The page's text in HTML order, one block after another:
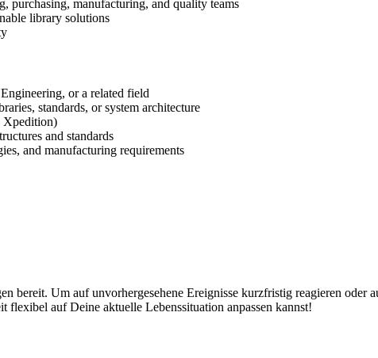
purchasing, manufacturing, and quality teams
library solutions
or a related field
standards, or system architecture
Xpedition)
and standards
and manufacturing requirements
bereit. Um auf unvorhergesehene Ereignisse kurzfristig reagieren oder
auf Deine aktuelle Lebenssituation anpassen kannst!